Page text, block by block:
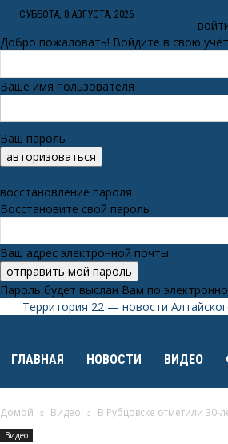
СУББОТА, 8 АВГУСТА, 2026
Добро пожаловать! Войдите в свою
Ваше имя пользователя
Ваш пароль
восстановление пароля
Восстановите свой пароль
Ваш адрес электронной почты
Пароль будет выслан Вам по
Территория 22 — новости
ГЛАВНАЯ НОВОСТИ ВИДЕО
Домой Видео В Рубцовске отметили 30-
Видео